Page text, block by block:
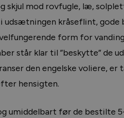
skjul mod rovfugle, læ,
udsætningen kråseflint, gode
form for
står klar til ”beskytte” de
den engelske voliere, er
hensigten.
umiddelbart før de bestilte